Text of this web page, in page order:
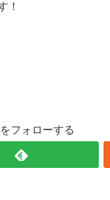
！
フォローする